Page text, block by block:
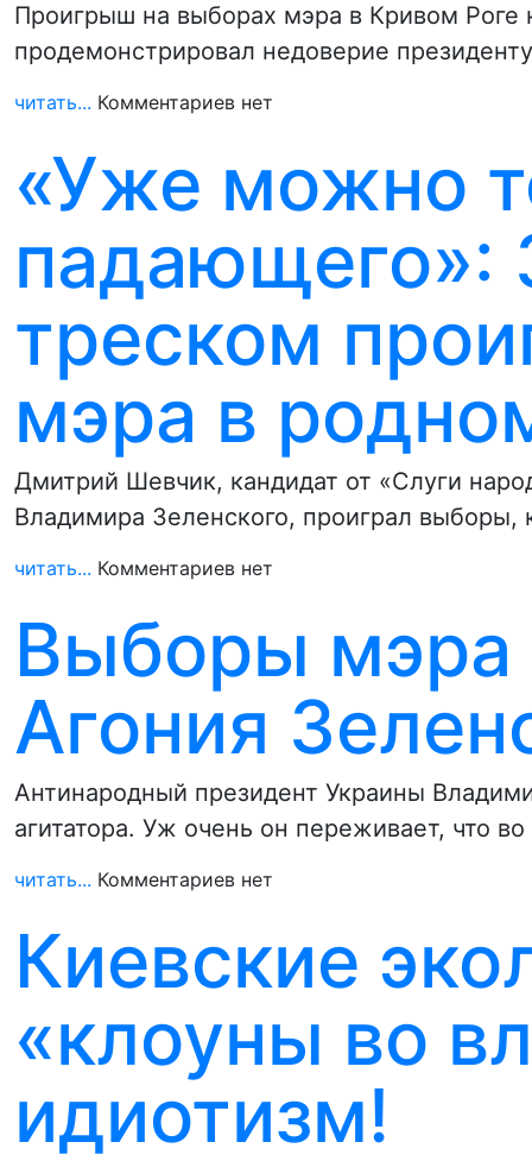
Проигрыш на выборах мэра в Кривом Роге
продемонстрировал недоверие
читать... Комментариев нет
«Уже можно
падающего»:
треском
мэра в
Дмитрий Шевчик, кандидат от «Слуги
Владимира Зеленского, проиграл
читать... Комментариев нет
Выборы мэра
Агония
Антинародный президент Украины
агитатора. Уж очень он переживает, что
читать... Комментариев нет
Киевские
«клоуны во
идиотизм!